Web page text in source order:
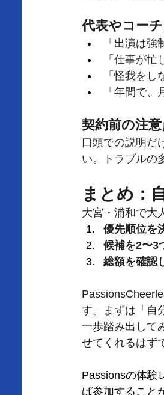
代表やコー
「出演は強
「仕事が忙
「怪我を
「年間で
契約前の注意
口頭での説明だ
い。トラブルの
まとめ：
大宮・浦和で大
優先順位を
候補を2〜3
総額を確認
す。まずは「自
一歩踏み出して
せてくれるはず
Passionsの体験
ば参加すること